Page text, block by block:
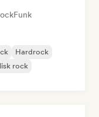
Funk
Hardrock
rock